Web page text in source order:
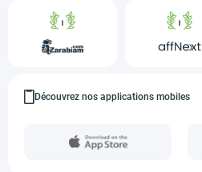
Découvrez nos applications mobiles